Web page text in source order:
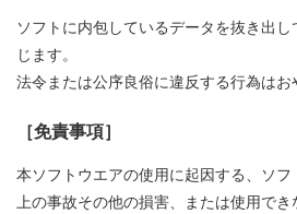
ソフトに内包しているデータを抜き出
じます。
法令または公序良俗に違反する行為はお
［免責事項］
本ソフトウエアの使用に起因する、ソ
上の事故その他の損害、または使用で